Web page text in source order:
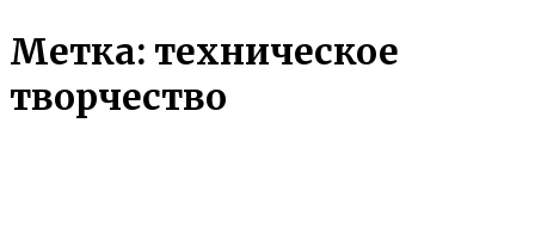
Метка: техническое
творчество